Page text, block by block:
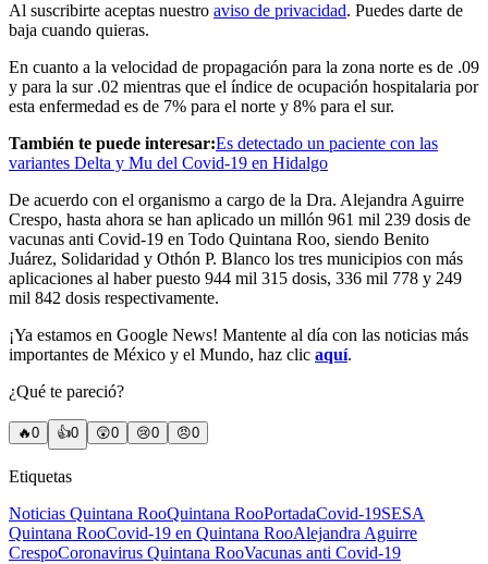
Al suscribirte aceptas nuestro aviso de privacidad. Puedes darte de
baja cuando quieras.
En cuanto a la velocidad de propagación para la zona norte es de .09
y para la sur .02 mientras que el índice de ocupación hospitalaria por
esta enfermedad es de 7% para el norte y 8% para el sur.
También te puede interesar:Es detectado un paciente con las
variantes Delta y Mu del Covid-19 en Hidalgo
De acuerdo con el organismo a cargo de la Dra. Alejandra Aguirre
Crespo, hasta ahora se han aplicado un millón 961 mil 239 dosis de
vacunas anti Covid-19 en Todo Quintana Roo, siendo Benito
Juárez, Solidaridad y Othón P. Blanco los tres municipios con más
aplicaciones al haber puesto 944 mil 315 dosis, 336 mil 778 y 249
mil 842 dosis respectivamente.
¡Ya estamos en Google News! Mantente al día con las noticias más
importantes de México y el Mundo, haz clic aquí.
¿Qué te pareció?
🔥0 👍0 😲0 😢0 😠0
Etiquetas
Noticias Quintana RooQuintana RooPortadaCovid-19SESA
Quintana RooCovid-19 en Quintana RooAlejandra Aguirre
CrespoCoronavirus Quintana RooVacunas anti Covid-19